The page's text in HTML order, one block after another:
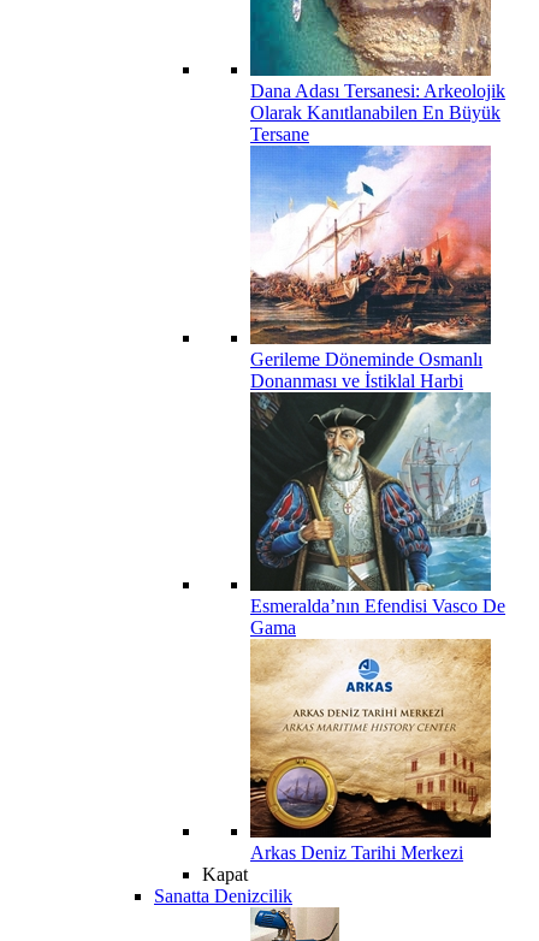
Dana Adası Tersanesi: Arkeolojik
Olarak Kanıtlanabilen En Büyük
Tersane
Gerileme Döneminde Osmanlı
Donanması ve İstiklal Harbi
Esmeralda’nın Efendisi Vasco De
Gama
Arkas Deniz Tarihi Merkezi
Kapat
Sanatta Denizcilik